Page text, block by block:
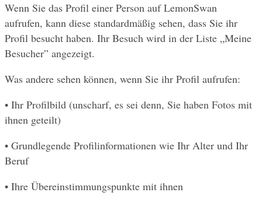
Wenn Sie das Profil einer Person auf LemonSwan
aufrufen, kann diese standardmäßig sehen, dass Sie ihr
Profil besucht haben. Ihr Besuch wird in der Liste „Meine
Besucher” angezeigt.
Was andere sehen können, wenn Sie ihr Profil aufrufen:
• Ihr Profilbild (unscharf, es sei denn, Sie haben Fotos mit
ihnen geteilt)
• Grundlegende Profilinformationen wie Ihr Alter und Ihr
Beruf
• Ihre Übereinstimmungspunkte mit ihnen